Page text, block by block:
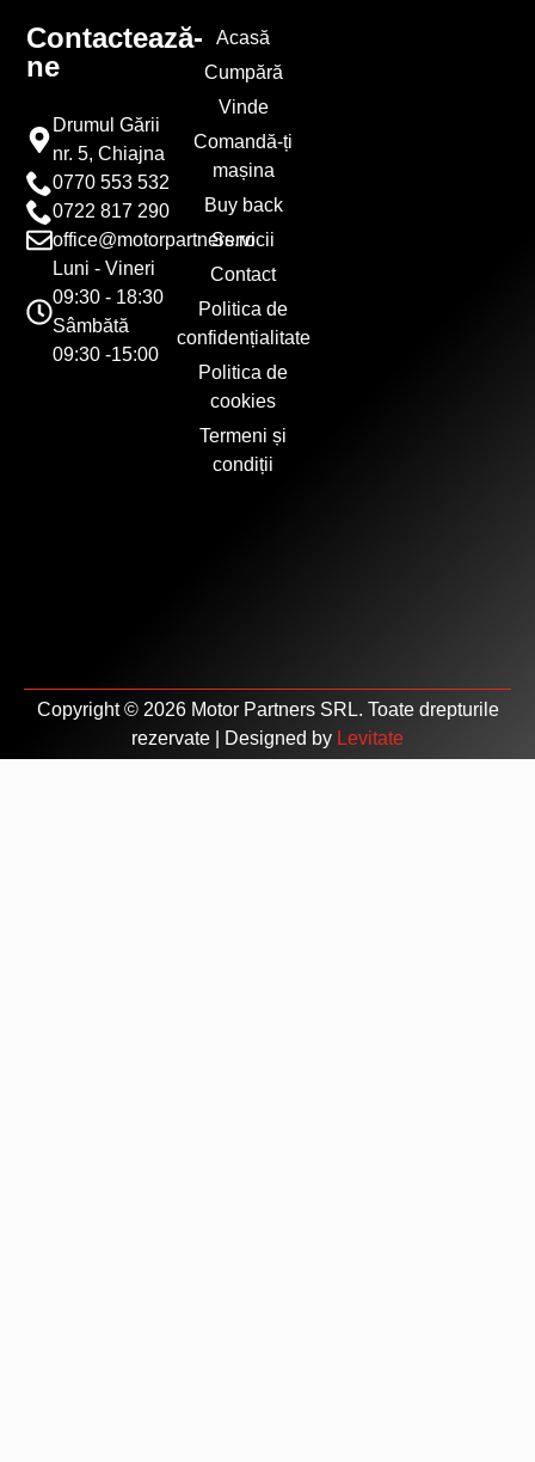
Contactează-
ne
Drumul Gării
nr. 5, Chiajna
0770 553 532
0722 817 290
office@motorpartners.ro
Luni - Vineri
09:30 - 18:30
Sâmbătă
09:30 -15:00
Acasă
Cumpără
Vinde
Comandă-ți
mașina
Buy back
Servicii
Contact
Politica de
confidențialitate
Politica de
cookies
Termeni și
condiții
Copyright © 2026 Motor Partners SRL. Toate drepturile
rezervate | Designed by Levitate